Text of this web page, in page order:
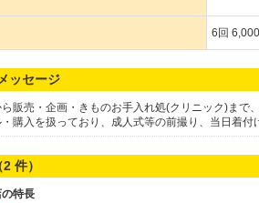
6回
ッセージ
販売・企画・きものお手入れ処(クリニック)まで
購入を扱っており、成人式等の前撮り、当日着
2 件）
特長